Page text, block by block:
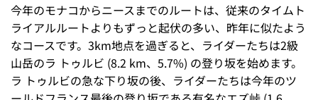
今年のモナコからニースまでのルートは、従来のタイムト
ライアルルートよりもずっと起伏の多い、昨年に似たよう
なコースです。3km地点を過ぎると、ライダーたちは2級
山岳のラ トゥルビ (8.2 km、5.7%) の登り坂を始めます。
ラ トゥルビの急な下り坂の後、ライダーたちは今年のツ